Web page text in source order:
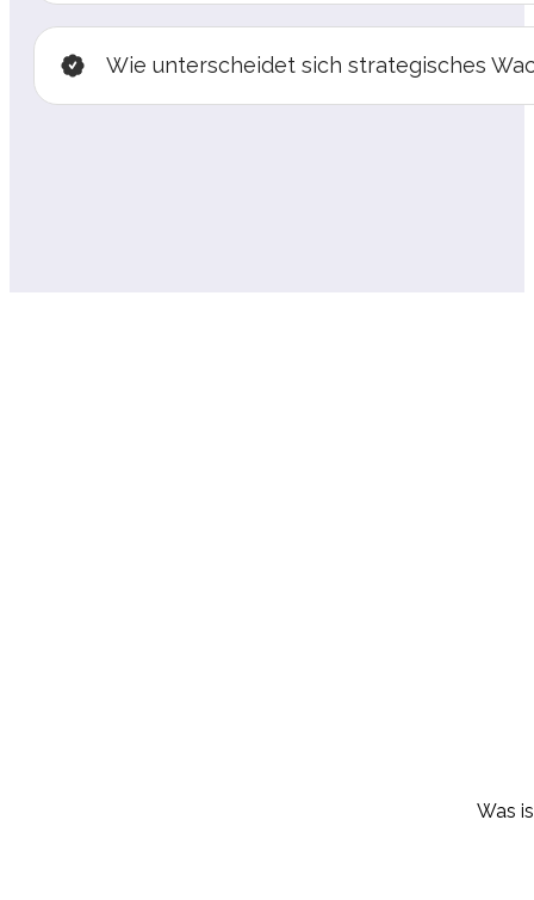
Wie unterscheidet sich strategisches
Was